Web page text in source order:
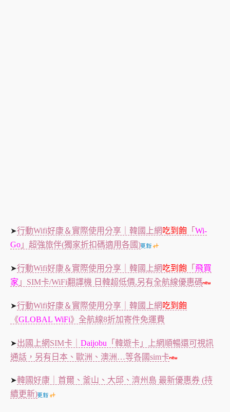
➤行動Wifi好康＆實際使用分享｜韓國上網吃到飽 「 Wi-
Go 」超強旅伴(獨家折扣碼適用各國)
➤行動Wifi好康＆實際使用分享｜韓國上網 吃到飽 「 飛買
家 」SIM卡/WiFi翻譯機 日韓超低價,另有全航線優惠碼
➤行動Wifi好康＆實際使用分享｜韓國上網 吃到飽
《GLOBAL WiFi》全航線8折加寄件免運費
➤出國上網SIM卡｜ Daijobu 「韓遊卡」上網順暢還可視訊
通話，另有日本、歐洲、澳洲…等各國sim卡
➤韓國好康｜首爾、釜山、大邱、濟州島 最新優惠券 (持
續更新)